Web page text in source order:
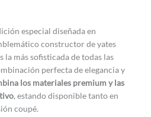
especial diseñada en
constructor de yates
la más sofisticada de todas las
perfecta de elegancia y
los materiales premium y las
, estando disponible tanto en
coupé.